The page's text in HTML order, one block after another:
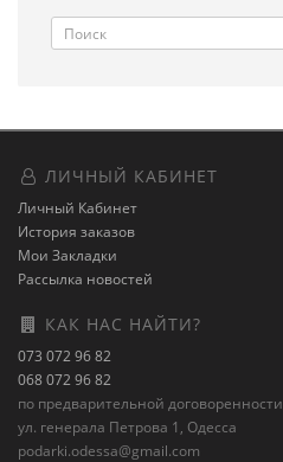
ЛИЧНЫЙ КАБИНЕТ
Личный Кабинет
История заказов
Мои Закладки
Рассылка новостей
КАК НАС НАЙТИ?
073 072 96 82
068 072 96 82
по предварительной договоренности
ул. генерала Петрова 1, Одесса
podarki.odessa@gmail.com